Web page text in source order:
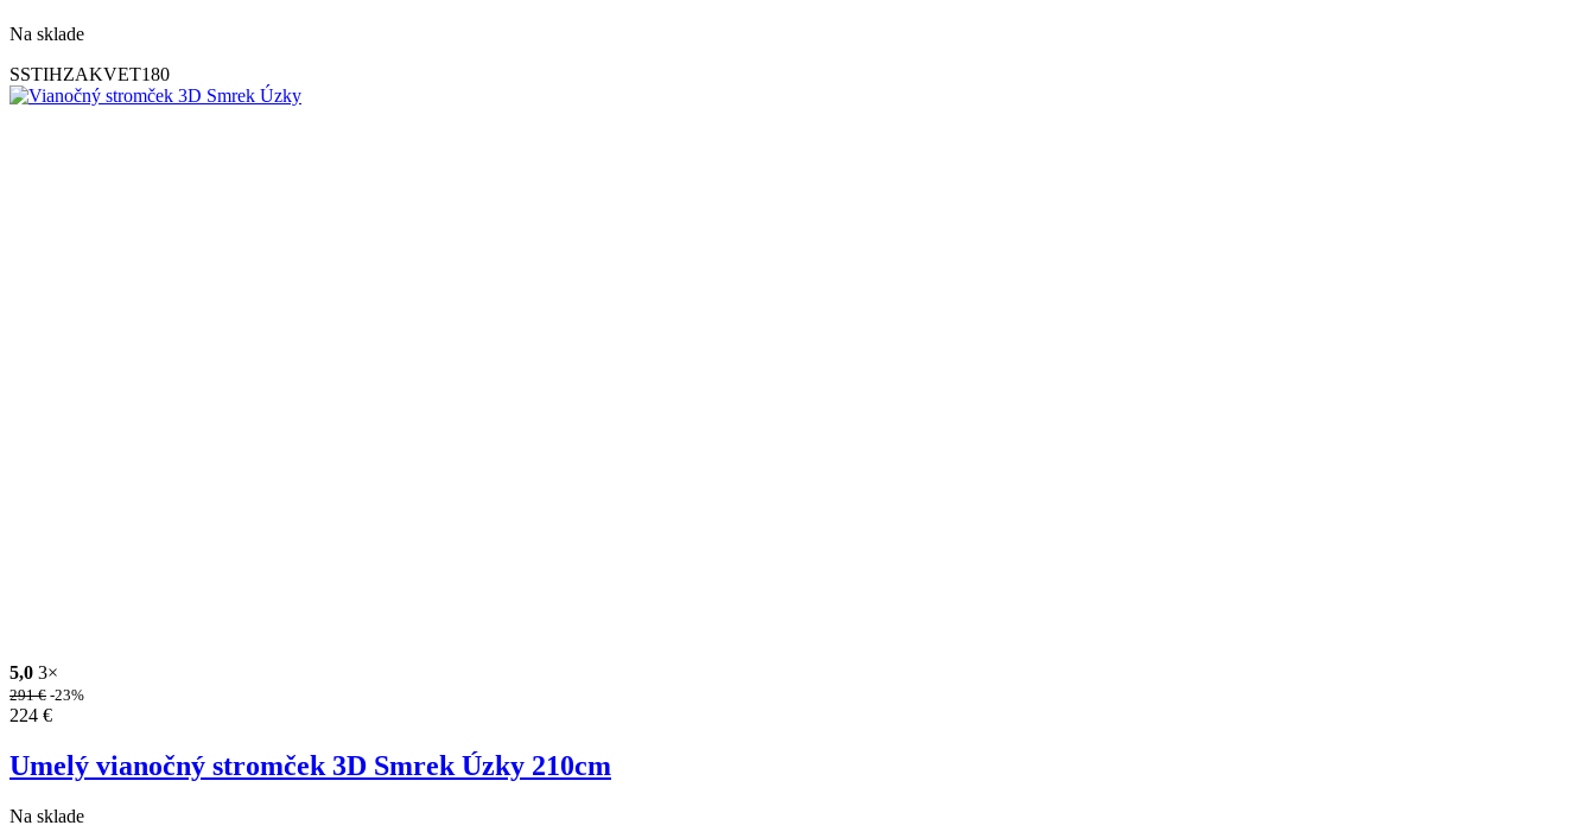
Na sklade
SSTIHZAKVET180
5,0 3×
291€ -23%
224 €
Umelý vianočný stromček 3D Smrek Úzky 210cm
Na sklade